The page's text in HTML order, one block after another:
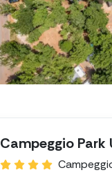
Campeggio Park